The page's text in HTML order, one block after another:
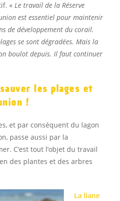
« Le travail de la Réserve
est essentiel pour maintenir
de développement du corail.
se sont dégradées. Mais la
boulot depuis. Il faut continuer
les plages et
!
et par conséquent du lagon
passe aussi par la
C’est tout l’objet du travail
des plantes et des arbres
La liane